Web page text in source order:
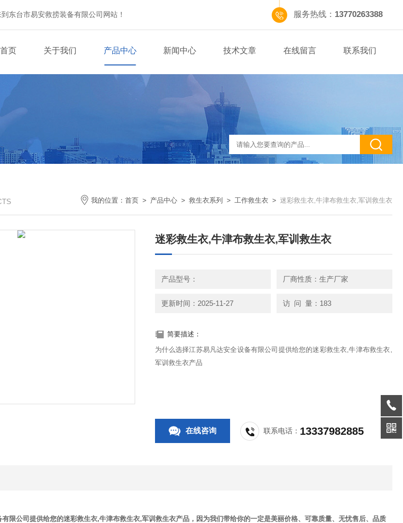
东台市易安救捞装备有限公司网站！ 服务热线： 13770263388
页 关于我们 产品中心 新闻中心 技术文章 在线留言 联系我们
我的位置： 首页 > 产品中心 > 救生衣系列 > 工作救生衣 > 迷彩救生衣,牛津布救生衣,军训救生衣
迷彩救生衣,牛津布救生衣,军训救生衣
产品型号： 厂商性质：生产厂家
更新时间：2025-11-27 访 问 量：183
简要描述：
为什么选择江苏易凡达安全设备有限公司提供给您的迷彩救生衣,牛津布救生衣,
军训救生衣产品
在线咨询 联系电话： 13337982885
限公司提供给您的迷彩救生衣,牛津布救生衣,军训救生衣产品，因为我们带给你的一定是美丽价格、可靠质量、无忧售后、品质